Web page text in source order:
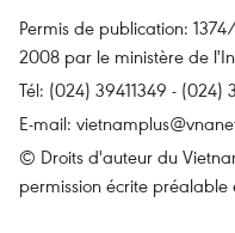
Permis de publication:
2008 par le ministère de
Tél: (024) 39411349 - (024)
E-mail:
© Droits d'auteur du
permission écrite préalable